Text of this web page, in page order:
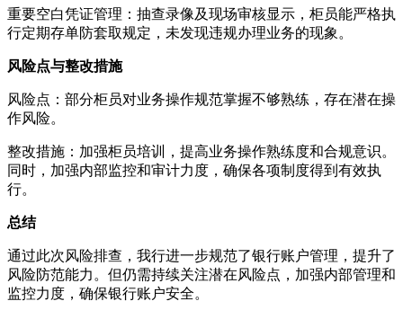
重要空白凭证管理：抽查录像及现场审核显示，柜员能严格执
行定期存单防套取规定，未发现违规办理业务的现象。
风险点与整改措施
风险点：部分柜员对业务操作规范掌握不够熟练，存在潜在操
作风险。
整改措施：加强柜员培训，提高业务操作熟练度和合规意识。
同时，加强内部监控和审计力度，确保各项制度得到有效执
行。
总结
通过此次风险排查，我行进一步规范了银行账户管理，提升了
风险防范能力。但仍需持续关注潜在风险点，加强内部管理和
监控力度，确保银行账户安全。